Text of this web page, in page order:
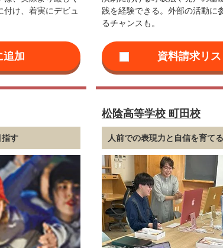
け、着実にデビュ
践を経験できる。外部の活動に
るチャンスも。
す
松陰高等学校 町田校
人前での表現力と自信を育て